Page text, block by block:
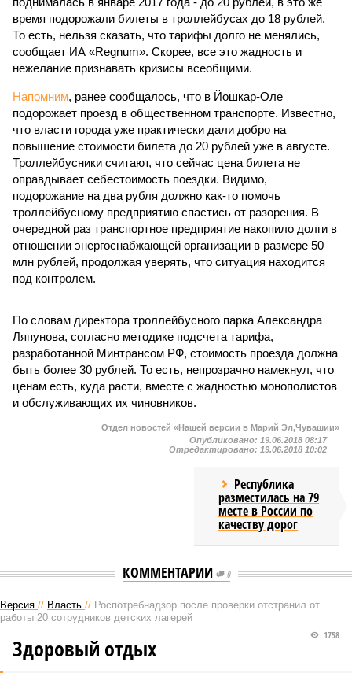
время подорожали билеты в троллейбусах до 18 рублей.
То есть, нельзя сказать, что тарифы долго не менялись,
сообщает ИА «Regnum». Скорее, все это жадность и
нежелание признавать кризисы всеобщими.
Напомним, ранее сообщалось, что в Йошкар-Оле
подорожает проезд в общественном транспорте. Известно,
что власти города уже практически дали добро на
повышение стоимости билета до 20 рублей уже в августе.
Троллейбусники считают, что сейчас цена билета не
оправдывает себестоимость поездки. Видимо,
подорожание на два рубля должно как-то помочь
троллейбусному предприятию спастись от разорения. В
очередной раз транспортное предприятие накопило долги в
отношении энергоснабжающей организации в размере 50
млн рублей, продолжая уверять, что ситуация находится
под контролем.
По словам директора троллейбусного парка Александра
Ляпунова, согласно методике подсчета тарифа,
разработанной Минтрансом РФ, стоимость проезда должна
быть более 30 рублей. То есть, непрозрачно намекнул, что
ценам есть, куда расти, вместе с жадностью монополистов
и обслуживающих их чиновников.
Отдел новостей «Нашей версии в Марий Эл,Чувашии»
Опубликовано: 19.06.2018 08:17
Отредактировано: 19.06.2018 10:02
Республика
разместилась на 79
месте в России по
качеству дорог
КОММЕНТАРИИ 0
Версия // Власть // Роспотребнадзор после проверки отстранил от
работы 20 сотрудников детских лагерей
1758
Здоровый отдых